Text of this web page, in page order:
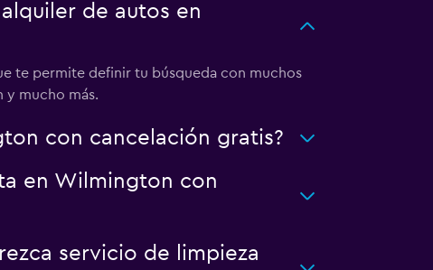
de autos en
te permite definir tu búsqueda con muchos
y mucho más.
con cancelación gratis?
en Wilmington con
servicio de limpieza